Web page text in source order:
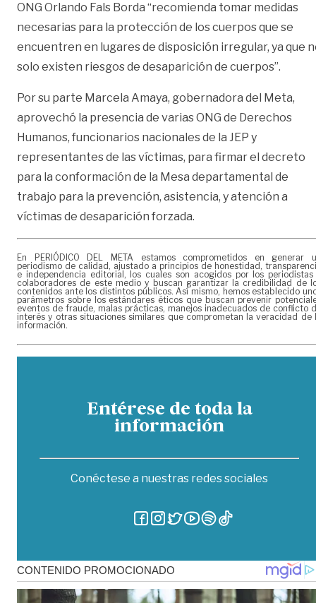
ONG Orlando Fals Borda “recomienda tomar medidas
necesarias para la protección de los cuerpos que se
encuentren en lugares de disposición irregular, ya que
solo existen riesgos de desaparición de cuerpos”.
Por su parte Marcela Amaya, gobernadora del Meta,
aprovechó la presencia de varias ONG de Derechos
Humanos, funcionarios nacionales de la JEP y
representantes de las víctimas, para firmar el decreto
para la conformación de la Mesa departamental de
trabajo para la prevención, asistencia, y atención a
víctimas de desaparición forzada.
En PERIÓDICO DEL META estamos comprometidos en generar
periodismo de calidad, ajustado a principios de honestidad,
e independencia editorial, los cuales son acogidos por los periodistas
colaboradores de este medio y buscan garantizar la credibilidad de
contenidos ante los distintos públicos. Así mismo, hemos establecido
parámetros sobre los estándares éticos que buscan prevenir
eventos de fraude, malas prácticas, manejos inadecuados de conflicto
interés y otras situaciones similares que comprometan la veracidad de
información.
Entérese de toda la
información
Conéctese a nuestras redes sociales